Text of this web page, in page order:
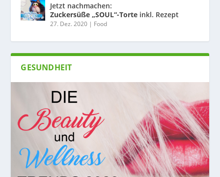
Jetzt nachmachen:
Zuckersüße „SOUL“-Torte inkl. Rezept
27. Dez. 2020 | Food
GESUNDHEIT